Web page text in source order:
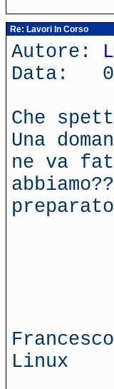
Re: Lavori In Corso
Autore:
Data:
Che
Una
ne va
Linux